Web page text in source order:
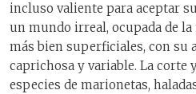
incluso valiente para aceptar
un mundo irreal, ocupada de
más bien superficiales, con su
caprichosa y variable. La corte
especies de marionetas,